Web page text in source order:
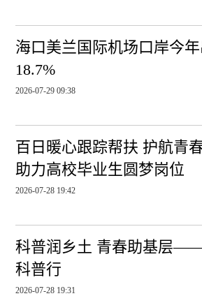
海口美兰国际机场口岸今
18.7%
2026-07-29 09:38
百日暖心跟踪帮扶 护航青
助力高校毕业生圆梦岗位
2026-07-28 19:42
科普润乡土 青春助基层
科普行
2026-07-28 19:31